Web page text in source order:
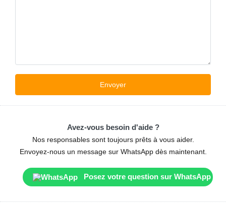
Avez-vous besoin d'aide ?
Nos responsables sont toujours prêts à vous aider.
Envoyez-nous un message sur WhatsApp dès maintenant.
Posez votre question sur WhatsApp